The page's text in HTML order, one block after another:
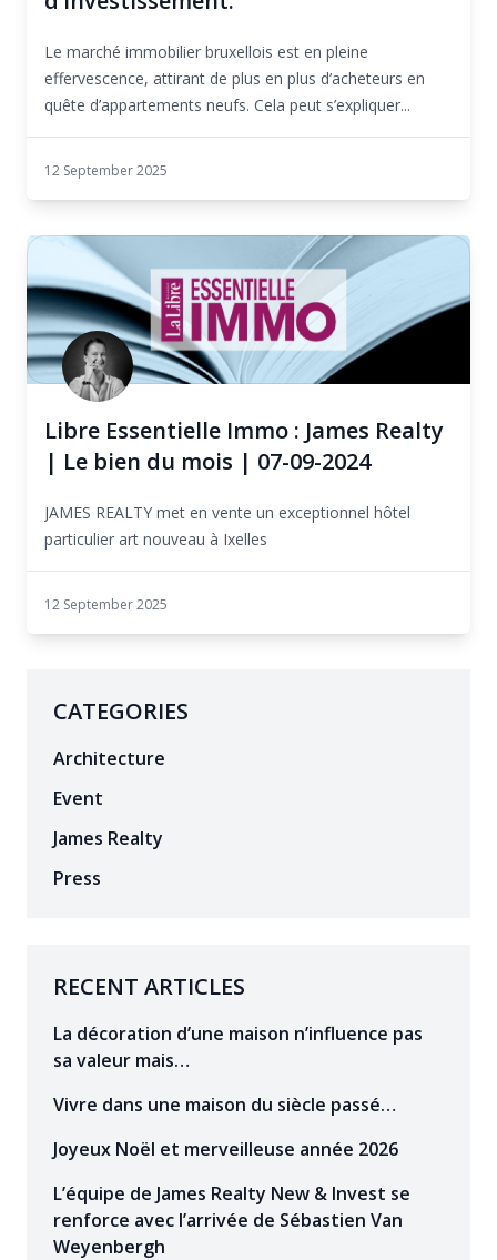
Le marché immobilier bruxellois est en pleine
effervescence, attirant de plus en plus d’acheteurs en
quête d’appartements neufs. Cela peut s’expliquer...
12 September 2025
Libre Essentielle Immo : James Realty
| Le bien du mois | 07-09-2024
JAMES REALTY met en vente un exceptionnel hôtel
particulier art nouveau à Ixelles
12 September 2025
CATEGORIES
Architecture
Event
James Realty
Press
RECENT ARTICLES
La décoration d’une maison n’influence pas
sa valeur mais…
Vivre dans une maison du siècle passé…
Joyeux Noël et merveilleuse année 2026
L’équipe de James Realty New & Invest se
renforce avec l’arrivée de Sébastien Van
Weyenbergh